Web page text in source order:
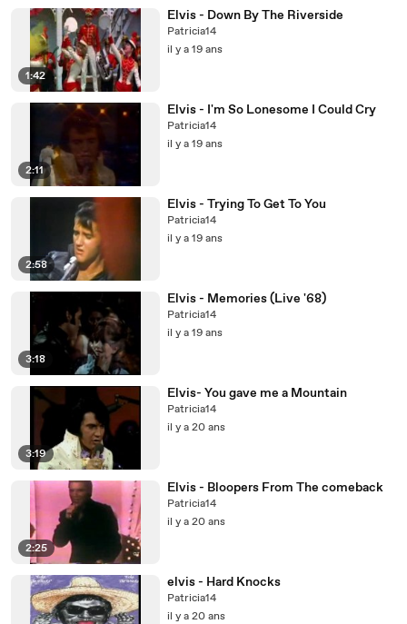
1:42
Elvis - Down By The Riverside
Patricia14
il y a 19 ans
2:11
Elvis - I'm So Lonesome I Could Cry
Patricia14
il y a 19 ans
2:58
Elvis - Trying To Get To You
Patricia14
il y a 19 ans
3:18
Elvis - Memories (Live '68)
Patricia14
il y a 19 ans
3:19
Elvis- You gave me a Mountain
Patricia14
il y a 20 ans
2:25
Elvis - Bloopers From The comeback
Patricia14
il y a 20 ans
elvis - Hard Knocks
Patricia14
il y a 20 ans